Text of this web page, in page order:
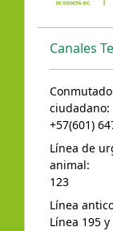
Canales
ciudadano:
+57(601)
Línea de
animal:
123
Línea
Línea 195